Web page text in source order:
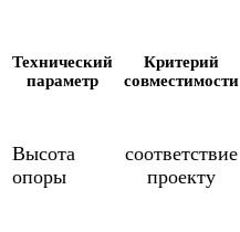
Технический
параметр
Критерий
совместимости
Высота
опоры
соответствие
проекту